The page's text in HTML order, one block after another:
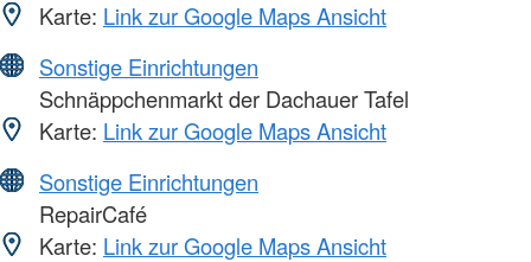
Karte: Link zur Google Maps Ansicht
Sonstige Einrichtungen
Schnäppchenmarkt der Dachauer Tafel
Karte: Link zur Google Maps Ansicht
Sonstige Einrichtungen
RepairCafé
Karte: Link zur Google Maps Ansicht